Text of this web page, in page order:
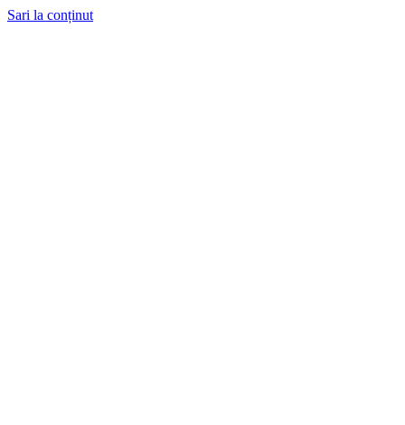
Sari la conținut